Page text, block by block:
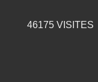
46175VISITES